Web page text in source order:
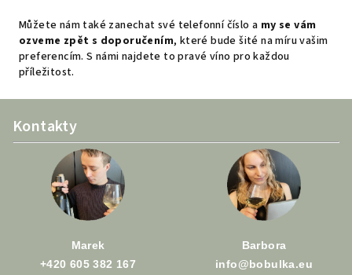
Můžete nám také zanechat své telefonní číslo a my se vám
ozveme zpět s doporučením, které bude šité na míru vašim
preferencím. S námi najdete to pravé víno pro každou
příležitost.
Kontakty
Marek
+420 605 382 167
Barbora
info@bobulka.eu